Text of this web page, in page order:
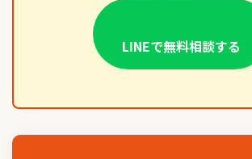
LINEで無料相談する